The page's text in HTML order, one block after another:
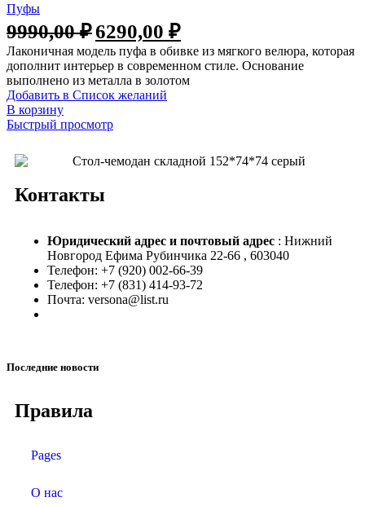
Пуфы
9990,00₽6290,00 ₽
Лаконичная модель пуфа в обивке из мягкого велюра, которая
дополнит интерьер в современном стиле. Основание
выполнено из металла в золотом
Добавить в Список желаний
В корзину
Быстрый просмотр
Контакты
Юридический адрес и почтовый адрес : Нижний
Новгород Ефима Рубинчика 22-66 , 603040
Телефон: +7 (920) 002-66-39
Телефон: +7 (831) 414-93-72
Почта: versona@list.ru
Последние новости
Правила
Pages
О нас